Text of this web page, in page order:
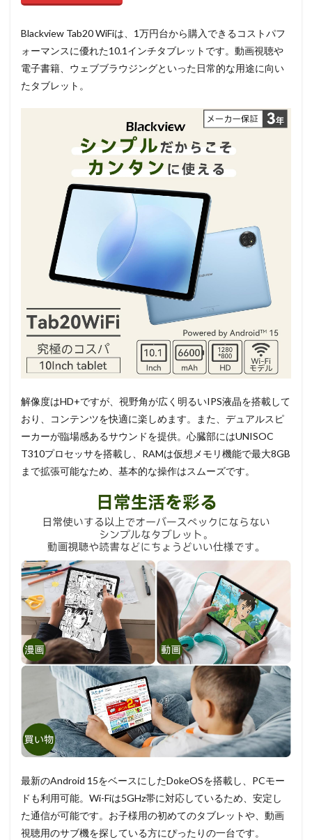
Blackview Tab20 WiFiは、1万円台から購入できるコストパフ
ォーマンスに優れた10.1インチタブレットです。動画視聴や
電子書籍、ウェブブラウジングといった日常的な用途に向い
たタブレット。
解像度はHD+ですが、視野角が広く明るいIPS液晶を搭載して
おり、コンテンツを快適に楽しめます。また、デュアルスピ
ーカーが臨場感あるサウンドを提供。心臓部にはUNISOC
T310プロセッサを搭載し、RAMは仮想メモリ機能で最大8GB
まで拡張可能なため、基本的な操作はスムーズです。
最新のAndroid 15をベースにしたDokeOSを搭載し、PCモー
ドも利用可能。Wi-Fiは5GHz帯に対応しているため、安定し
た通信が可能です。お子様用の初めてのタブレットや、動画
視聴用のサブ機を探している方にぴったりの一台です。